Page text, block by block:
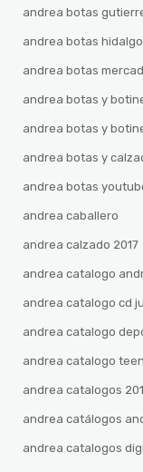
andrea botas
andrea botas hidalgo
andrea botas
andrea botas y
andrea botas y
andrea botas y
andrea botas
andrea caballero
andrea calzado 2017
andrea catalogo
andrea catalogo cd
andrea catalogo
andrea catalogo
andrea catalogos
andrea catálogos
andrea catalogos